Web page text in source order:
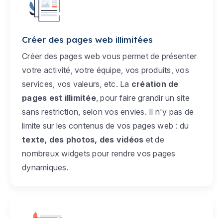
Créer des pages web illimitées
Créer des pages web vous permet de présenter
votre activité, votre équipe, vos produits, vos
services, vos valeurs, etc. La création de
pages est illimitée, pour faire grandir un site
sans restriction, selon vos envies. Il n'y pas de
limite sur les contenus de vos pages web : du
texte, des photos, des vidéos et de
nombreux widgets pour rendre vos pages
dynamiques.